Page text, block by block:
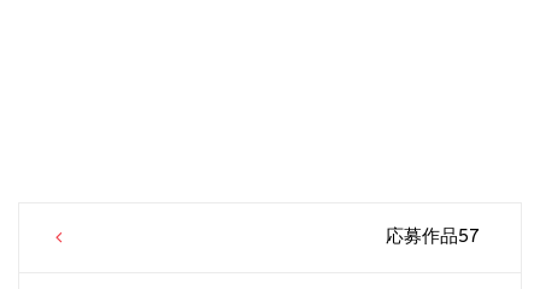
応募作品57